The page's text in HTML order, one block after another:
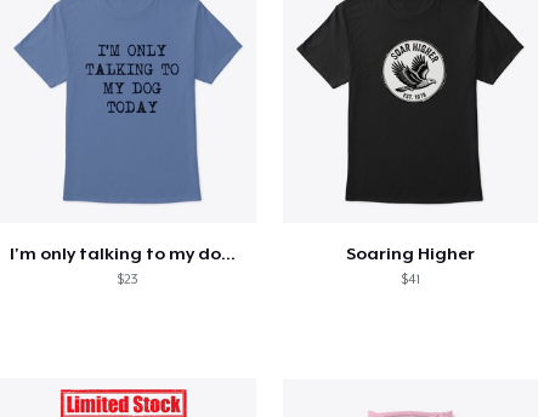
I'm only talking to my dog today
$23
Soaring Higher
$41